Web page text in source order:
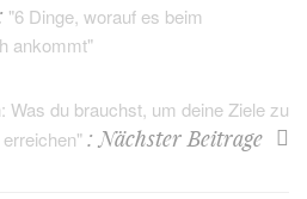
"6 Dinge, worauf es beim
ankommt"
Was du brauchst, um deine Ziele zu
erreichen": Nächster Beitrage